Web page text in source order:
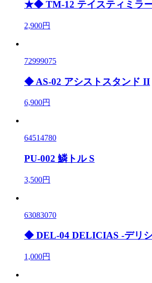
★◆ TM-12 テイスティミラ
2,900円
72999075
◆ AS-02 アシストスタンド II
6,900円
64514780
PU-002 鱗トル S
3,500円
63083070
◆ DEL-04 DELICIAS -デリ
1,000円